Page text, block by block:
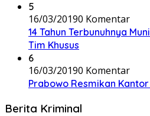
5
16/03/20190 Komentar
14 Tahun Terbunuhnya
Tim Khusus
6
16/03/20190 Komentar
Prabowo Resmikan
Berita Kriminal